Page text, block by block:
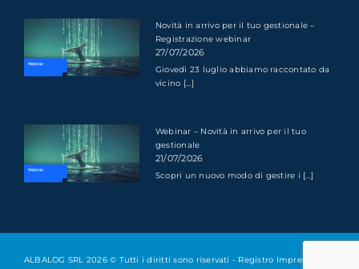
Novità in arrivo per il tuo gestionale –
Registrazione webinar
27/07/2026
Giovedì 23 luglio abbiamo raccontato da
vicino [...]
Webinar – Novità in arrivo per il tuo
gestionale
21/07/2026
Scopri un nuovo modo di gestire i [...]
ALBALOG SRL 2026 © Tutti i diritti sono riservati - Registro Imprese: FI